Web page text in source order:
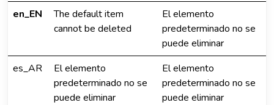
en_EN
The default item
cannot be deleted
El elemento
predeterminado no se
puede eliminar
es_AR
El elemento
predeterminado no se
puede eliminar
El elemento
predeterminado no se
puede eliminar